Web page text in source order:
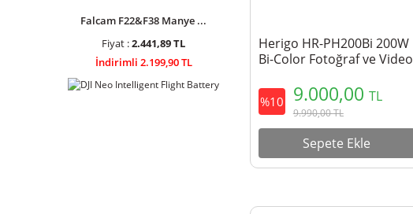
Falcam F22&F38 Manye ...
Fiyat :2.441,89 TL
İndirimli 2.199,90 TL
Herigo HR-PH200Bi 200W
Bi-Color Fotoğraf ve Video
%10 9.000,00 TL
9.990,00TL
Sepete Ekle